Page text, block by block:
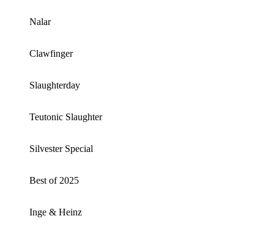
Nalar
Clawfinger
Slaughterday
Teutonic Slaughter
Silvester Special
Best of 2025
Inge & Heinz